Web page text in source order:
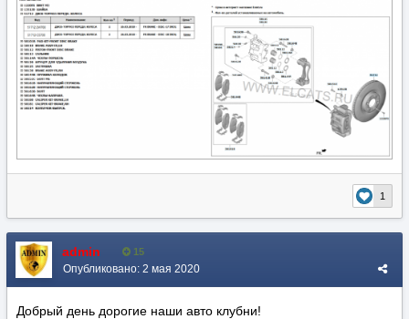
1
admin 15
Опубликовано: 2 мая 2020
Добрый день дорогие наши авто клубни!